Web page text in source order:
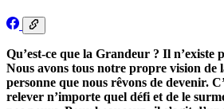
Qu’est-ce que la Grandeur ? Il n’existe
Nous avons tous notre propre vision de
personne que nous rêvons de devenir.
relever n’importe quel défi et de le